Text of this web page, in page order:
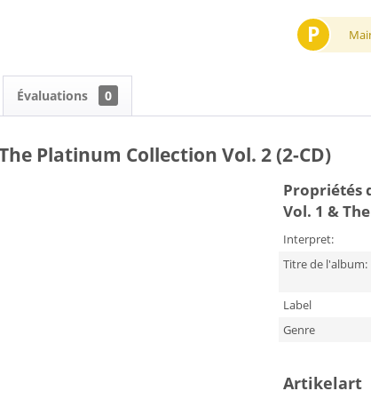
P
Évaluations 0
Platinum Collection Vol. 2 (2-CD)
Propriétés
Vol. 1 &
Interpret:
Titre de l'album:
Label
Genre
Artikelart